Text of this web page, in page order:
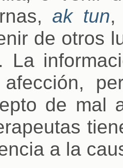
ak tun,
de otros
La
de mal
a la